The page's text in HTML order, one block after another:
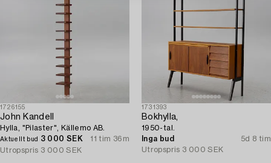
1726155
John Kandell
Hylla, "Pilaster", Källemo AB.
Aktuellt bud 3 000 SEK
11 tim 36m
Utropspris 3 000 SEK
1731393
Bokhylla,
1950-tal.
Inga bud
5d 8 tim
Utropspris 3 000 SEK